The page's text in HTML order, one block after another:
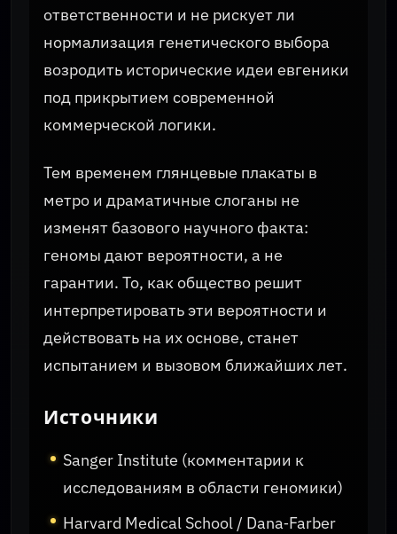
ответственности и не рискует ли
нормализация генетического выбора
возродить исторические идеи евгеники
под прикрытием современной
коммерческой логики.
Тем временем глянцевые плакаты в
метро и драматичные слоганы не
изменят базового научного факта:
геномы дают вероятности, а не
гарантии. То, как общество решит
интерпретировать эти вероятности и
действовать на их основе, станет
испытанием и вызовом ближайших лет.
Источники
Sanger Institute (комментарии к
исследованиям в области геномики)
Harvard Medical School / Dana‑Farber